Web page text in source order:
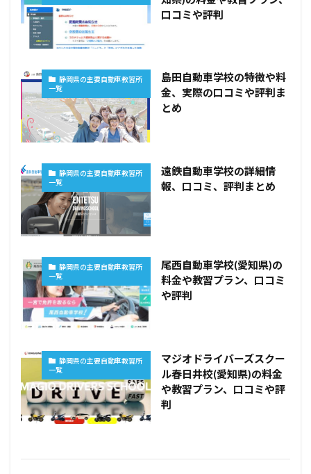
口コミや評判
静岡県の主要自動車教習所
一覧
島田自動車学校の特徴や料
金、実際の口コミや評判ま
とめ
静岡県の主要自動車教習所
一覧
遠鉄自動車学校の詳細情
報、口コミ、評判まとめ
静岡県の主要自動車教習所
一覧
尾西自動車学校(愛知県)の
料金や教習プラン、口コミ
や評判
静岡県の主要自動車教習所
一覧
マジオドライバーズスクー
ル春日井校(愛知県)の料金
や教習プラン、口コミや評
判